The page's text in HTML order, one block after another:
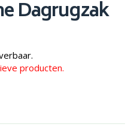
Dagrugzak
producten.